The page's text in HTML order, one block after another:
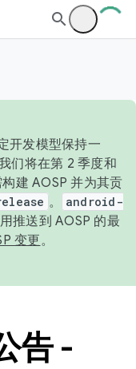
开发模型保持一
们将在第 2 季度和
建 AOSP 并为其贡
。
android-
推送到 AOSP 的最
变更。
告 -